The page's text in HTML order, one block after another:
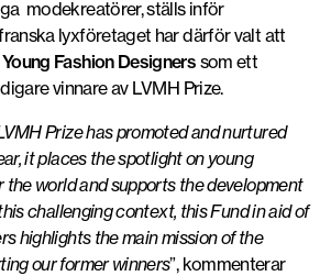
modekreatörer, ställs inför
lyxföretaget har därför valt att
Fashion Designers som ett
vinnare av LVMH Prize.
Prize has promoted and nurtured
it places the spotlight on young
the world and supports the development
challenging context, this Fund in aid of
highlights the main mission of the
our former winners”, kommenterar